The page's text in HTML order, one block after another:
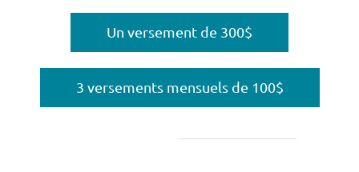
Un versement de 300$
3 versements mensuels de 100$